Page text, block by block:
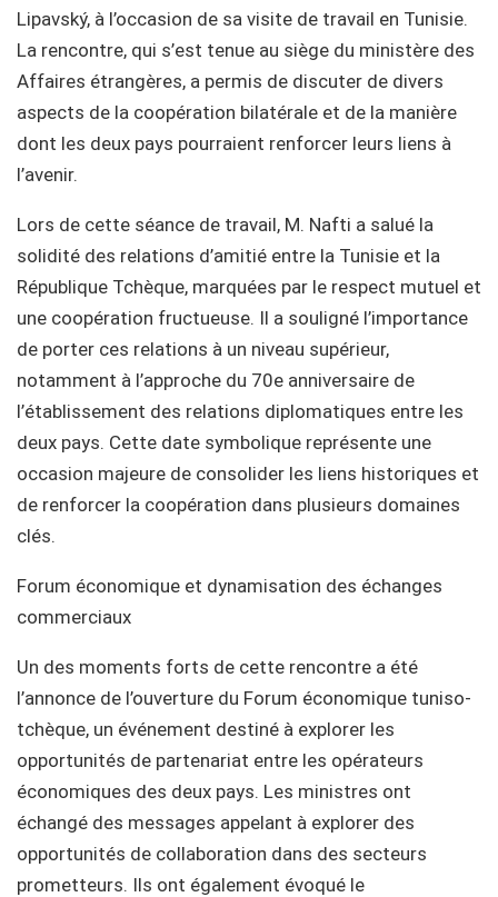
Lipavský, à l’occasion de sa visite de travail en Tunisie.
La rencontre, qui s’est tenue au siège du ministère des
Affaires étrangères, a permis de discuter de divers
aspects de la coopération bilatérale et de la manière
dont les deux pays pourraient renforcer leurs liens à
l’avenir.
Lors de cette séance de travail, M. Nafti a salué la
solidité des relations d’amitié entre la Tunisie et la
République Tchèque, marquées par le respect mutuel et
une coopération fructueuse. Il a souligné l’importance
de porter ces relations à un niveau supérieur,
notamment à l’approche du 70e anniversaire de
l’établissement des relations diplomatiques entre les
deux pays. Cette date symbolique représente une
occasion majeure de consolider les liens historiques et
de renforcer la coopération dans plusieurs domaines
clés.
Forum économique et dynamisation des échanges
commerciaux
Un des moments forts de cette rencontre a été
l’annonce de l’ouverture du Forum économique tuniso-
tchèque, un événement destiné à explorer les
opportunités de partenariat entre les opérateurs
économiques des deux pays. Les ministres ont
échangé des messages appelant à explorer des
opportunités de collaboration dans des secteurs
prometteurs. Ils ont également évoqué le